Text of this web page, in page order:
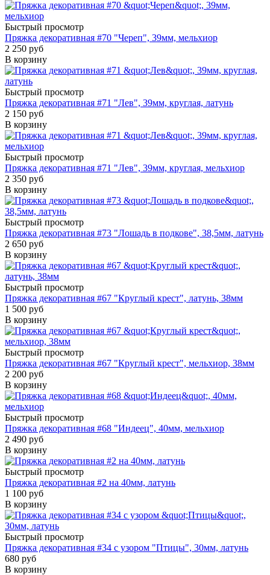
Быстрый просмотр
Пряжка декоративная #70 "Череп", 39мм, мельхиор
2 250 руб
В корзину
Быстрый просмотр
Пряжка декоративная #71 "Лев", 39мм, круглая, латунь
2 150 руб
В корзину
Быстрый просмотр
Пряжка декоративная #71 "Лев", 39мм, круглая, мельхиор
2 350 руб
В корзину
Быстрый просмотр
Пряжка декоративная #73 "Лошадь в подкове", 38,5мм, латунь
2 650 руб
В корзину
Быстрый просмотр
Пряжка декоративная #67 "Круглый крест", латунь, 38мм
1 500 руб
В корзину
Быстрый просмотр
Пряжка декоративная #67 "Круглый крест", мельхиор, 38мм
2 200 руб
В корзину
Быстрый просмотр
Пряжка декоративная #68 "Индеец", 40мм, мельхиор
2 490 руб
В корзину
Быстрый просмотр
Пряжка декоративная #2 на 40мм, латунь
1 100 руб
В корзину
Быстрый просмотр
Пряжка декоративная #34 c узором "Птицы", 30мм, латунь
680 руб
В корзину